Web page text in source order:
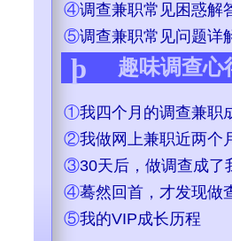
④调查兼职常见困惑解
⑤调查兼职常见问题详
þ 趣味调查心
①我四个月的调查兼职
②我做网上兼职近两个
③30天后，做调查成了
④蓦然回首，才发现做
⑤我的VIP成长历程